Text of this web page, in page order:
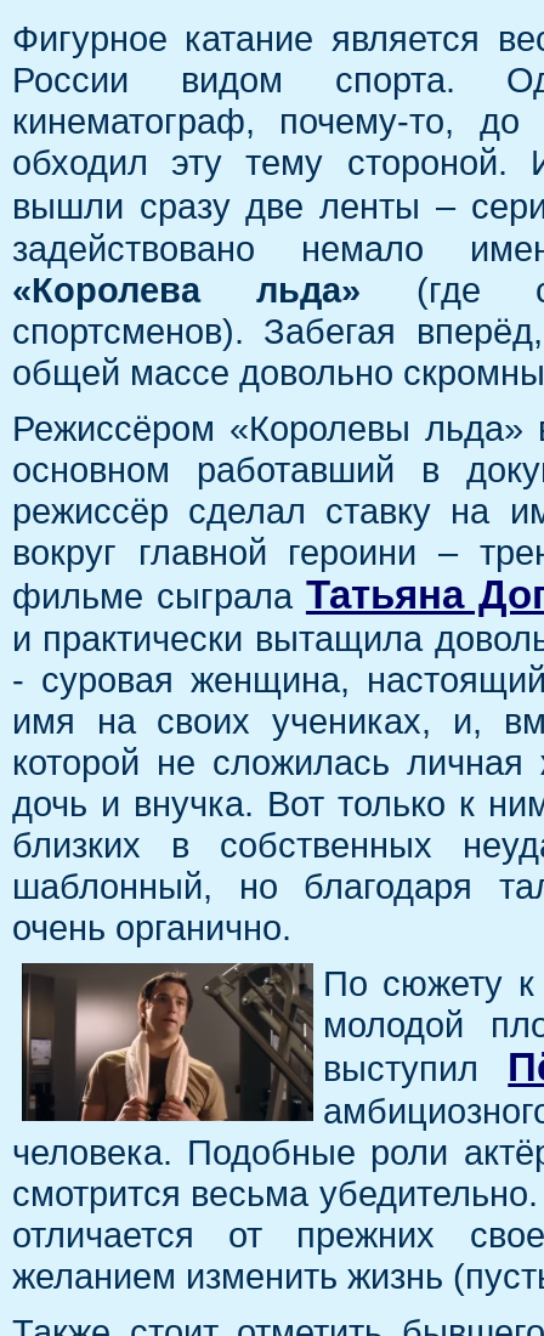
Фигурное катание является
России видом спорта.
кинематограф, почему-то,
обходил эту тему
вышли сразу две ленты –
задействовано немало
«Королева льда» (где
спортсменов). Забегая
общей массе довольно
Режиссёром «Королевы
основном работавший в
режиссёр сделал ставку на
вокруг главной героини –
фильме сыграла Татьяна
и практически вытащила
- суровая женщина,
имя на своих учениках, и,
которой не сложилась
дочь и внучка. Вот только к
близких в собственных
шаблонный, но благодаря
очень органично.
По сюжету к
молодой
выступил
человека. Подобные роли
смотрится весьма
отличается от прежних
желанием изменить жизнь